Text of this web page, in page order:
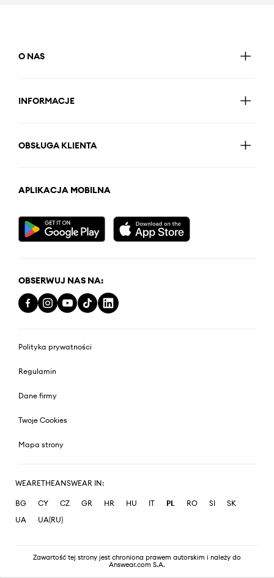
O NAS
INFORMACJE
OBSŁUGA KLIENTA
APLIKACJA MOBILNA
OBSERWUJ NAS NA:
Polityka prywatności
Regulamin
Dane firmy
Twoje Cookies
Mapa strony
WEARETHEANSWEAR IN:
BG CY CZ GR HR HU IT PL RO SI
SK
UA
UA(RU)
Zawartość tej strony jest chroniona prawem autorskim i należy do
Answear.com S.A.